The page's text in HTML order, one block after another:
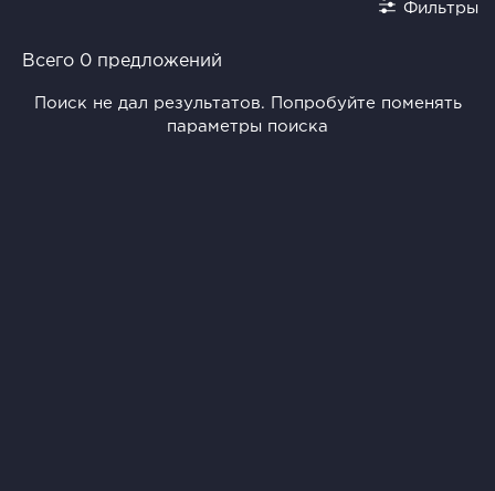
Фильтры
Всего 0 предложений
Поиск не дал результатов. Попробуйте поменять
параметры поиска